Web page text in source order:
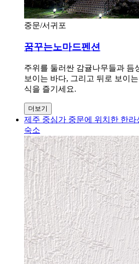
중문/서귀포
꿈꾸는노마드펜션
주위를 둘러싼 감귤나무들과 듬
보이는 바다, 그리고 뒤로 보이
식을 즐기세요.
더보기
제주 중심가 중문에 위치한 한
숙소